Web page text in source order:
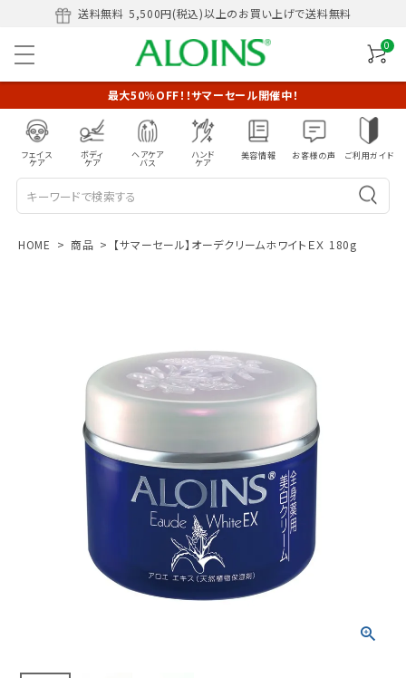
送料無料 5,500円(税込)以上のお買い上げで送料無料
0
最大50％OFF！！サマーセール開催中！
フェイス
ケア
ボディ
ケア
ヘアケア
バス
ハンド
ケア
美容情報 お客様の声 ご利用ガイド
HOME 商品 【サマーセール】オーデクリームホワイトＥＸ 180g